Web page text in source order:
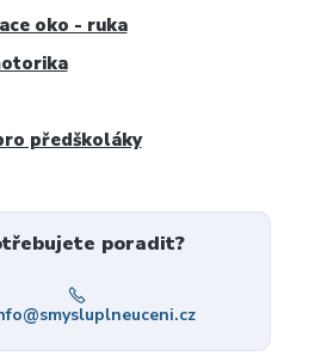
oko - ruka
předškoláky
poradit?